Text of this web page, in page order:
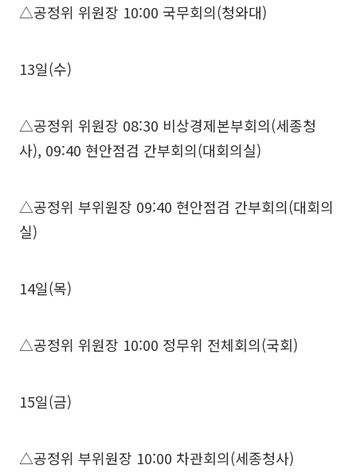
△공정위 위원장 10:00 국무회의(청와대)
13일(수)
△공정위 위원장 08:30 비상경제본부회의(세종청
사), 09:40 현안점검 간부회의(대회의실)
△공정위 부위원장 09:40 현안점검 간부회의(대회의
실)
14일(목)
△공정위 위원장 10:00 정무위 전체회의(국회)
15일(금)
△공정위 부위원장 10:00 차관회의(세종청사)